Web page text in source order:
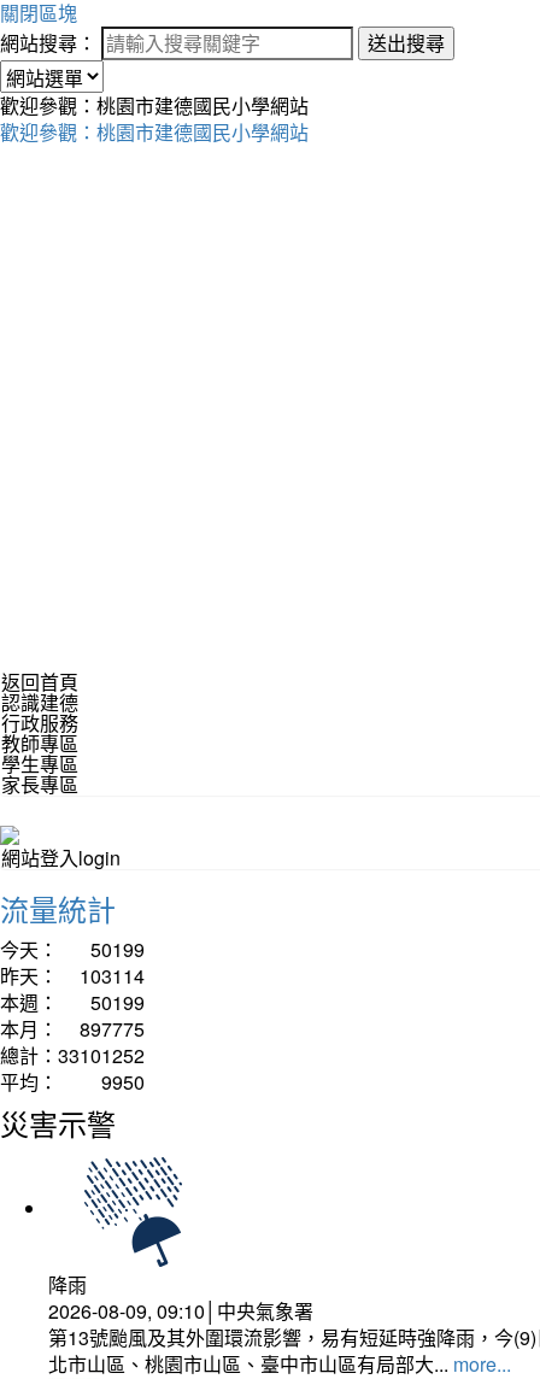
關閉區塊
網站搜尋：
送出搜尋
歡迎參觀：桃園市建德國民小學網站
歡迎參觀：桃園市建德國民小學網站
返回首頁
認識建德
行政服務
教師專區
學生專區
家長專區
網站登入login
流量統計
今天：
50199
昨天：
103114
本週：
50199
本月：
897775
總計： 33101252
平均：
9950
災害示警
降雨
2026-08-09, 09:10│中央氣象署
第13號颱風及其外圍環流影響，易有短延時強降雨，今
北市山區、桃園市山區、臺中市山區有局部大... more...